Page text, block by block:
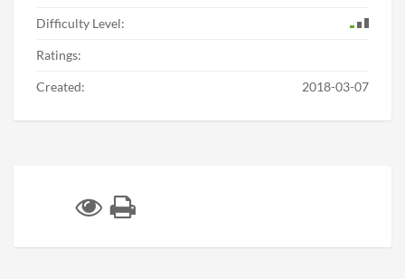
Difficulty Level:
Ratings:
Created: 2018-03-07